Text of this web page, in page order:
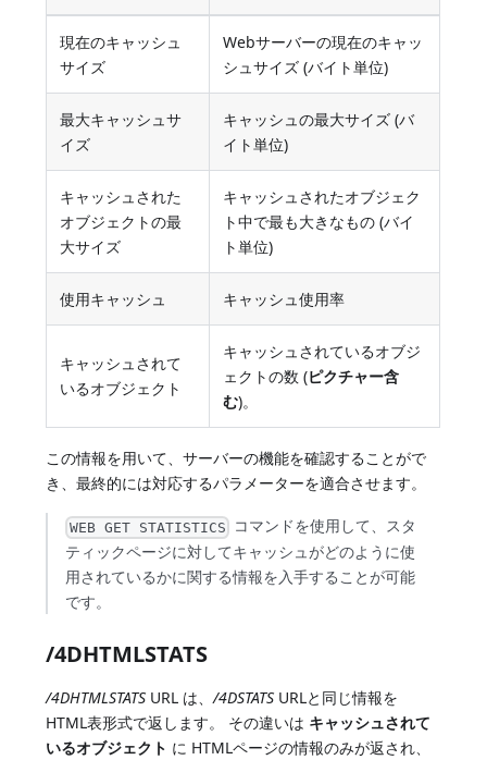
現在のキャッシュ
サイズ
Webサーバーの現在のキャッ
シュサイズ (バイト単位)
最大キャッシュサ
イズ
キャッシュの最大サイズ (バ
イト単位)
キャッシュされた
オブジェクトの最
大サイズ
キャッシュされたオブジェク
ト中で最も大きなもの (バイ
ト単位)
使用キャッシュ キャッシュ使用率
キャッシュされて
いるオブジェクト
キャッシュされているオブジ
ェクトの数 (ピクチャー含
む)。
この情報を用いて、サーバーの機能を確認することがで
き、最終的には対応するパラメーターを適合させます。
WEB GET STATISTICS コマンドを使用して、スタ
ティックページに対してキャッシュがどのように使
用されているかに関する情報を入手することが可能
です。
/4DHTMLSTATS
/4DHTMLSTATS URL は、/4DSTATS URLと同じ情報を
HTML表形式で返します。 その違いは キャッシュされて
いるオブジェクト に HTMLページの情報のみが返され、